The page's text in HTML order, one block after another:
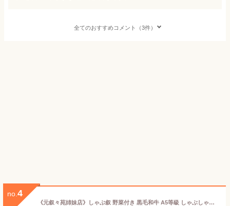
全てのおすすめコメント（3件）
no. 4
《元叙々苑姉妹店》しゃぶ叙 野菜付き 黒毛和牛 A5等級 しゃぶしゃぶセット 2人前【 牛しゃぶ しゃぶしゃぶ セット しゃぶしゃぶセット 肉 牛肉 牛 黒毛和牛 和牛 野菜 2人前 お取り寄せ グルメ 肉 冷蔵 高級 贈答用 贈答 お中元 御中元 ギフト プレゼント 】